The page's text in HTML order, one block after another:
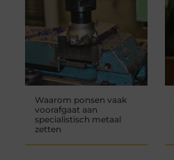
Waarom ponsen vaak
voorafgaat aan
specialistisch metaal
zetten